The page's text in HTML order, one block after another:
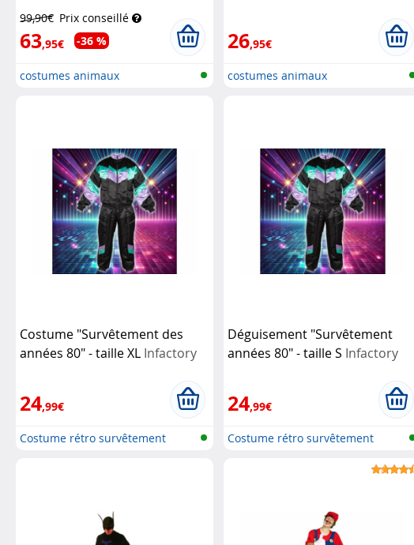
99,90€ Prix conseillé
63,95€ -36 %
costumes animaux
26,95€
costumes animaux
Costume "Survêtement des
années 80" - taille XL Infactory
24,99€
Costume rétro survêtement
Déguisement "Survêtement
années 80" - taille S Infactory
24,99€
Costume rétro survêtement